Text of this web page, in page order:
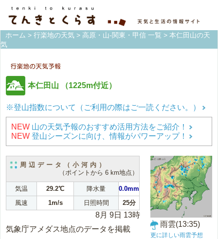
ホーム > 行楽地の天気 > 高原・山-関東・甲信 一覧 > 本仁田山の天
気
本仁田山 （1225m付近）
※登山指数について（ご利用の際はご一読ください。）
NEW 山の天気予報のおすすめ活用方法をご紹介！
NEW 登山シーズンに向け、情報がパワーアップ！
周辺データ（小河内）
（ポイントから 6 km地点）
気温 29.2℃ 降水量
0.0mm
風速
1m/s 日照時間 25分
8月 9日 13時
気象庁アメダス地点のデータを掲載
雨雲(13:35)
更に詳しい雨雲予想